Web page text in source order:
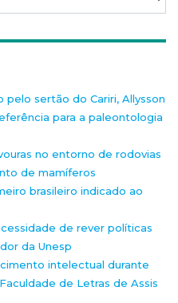
pelo sertão do Cariri, Allysson
para a paleontologia
no entorno de rodovias
de mamíferos
brasileiro indicado ao
de rever políticas
da Unesp
intelectual durante
de Letras de Assis